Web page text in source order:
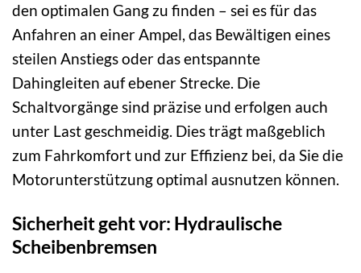
den optimalen Gang zu finden – sei es für das
Anfahren an einer Ampel, das Bewältigen eines
steilen Anstiegs oder das entspannte
Dahingleiten auf ebener Strecke. Die
Schaltvorgänge sind präzise und erfolgen auch
unter Last geschmeidig. Dies trägt maßgeblich
zum Fahrkomfort und zur Effizienz bei, da Sie die
Motorunterstützung optimal ausnutzen können.
Sicherheit geht vor: Hydraulische
Scheibenbremsen